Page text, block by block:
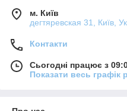
м. Київ
дегтяревская 31, Київ,
Контакти
Сьогодні працює з
Показати весь графік